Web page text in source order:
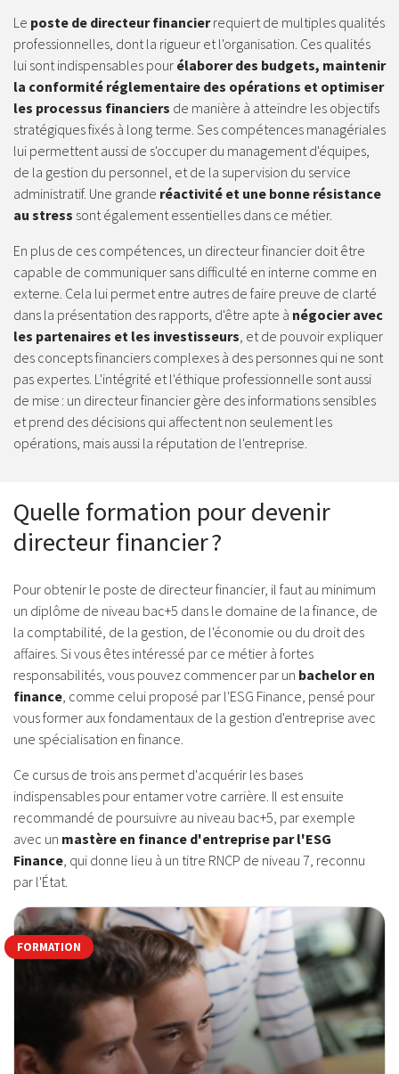
Le poste de directeur financierrequiert de multiples qualités
professionnelles, dont la rigueur et l'organisation. Ces qualités
lui sont indispensables pour élaborer des budgets, maintenir
la conformité réglementaire des opérations et optimiser
les processus financiers de manière à atteindre les objectifs
stratégiques fixés à long terme. Ses compétences managériales
lui permettent aussi de s'occuper du management d'équipes,
de la gestion du personnel, et de la supervision du service
administratif. Une grande réactivité et une bonne résistance
au stress sont également essentielles dans ce métier.
En plus de ces compétences, un directeur financier doit être
capable de communiquer sans difficulté en interne comme en
externe. Cela lui permet entre autres de faire preuve de clarté
dans la présentation des rapports, d'être apte à négocier avec
les partenaires et les investisseurs, et de pouvoir expliquer
des concepts financiers complexes à des personnes qui ne sont
pas expertes. L'intégrité et l'éthique professionnelle sont aussi
de mise : un directeur financier gère des informations sensibles
et prend des décisions qui affectent non seulement les
opérations, mais aussi la réputation de l'entreprise.
Quelle formation pour devenir
directeur financier ?
Pour obtenir le poste de directeur financier, il faut au minimum
un diplôme de niveau bac+5 dans le domaine de la finance, de
la comptabilité, de la gestion, de l'économie ou du droit des
affaires. Si vous êtes intéressé par ce métier à fortes
responsabilités, vous pouvez commencer par un bachelor en
finance, comme celui proposé par l'ESG Finance, pensé pour
vous former aux fondamentaux de la gestion d'entreprise avec
une spécialisation en finance.
Ce cursus de trois ans permet d'acquérir les bases
indispensables pour entamer votre carrière. Il est ensuite
recommandé de poursuivre au niveau bac+5, par exemple
avec un mastère en finance d'entreprise par l'ESG
Finance, qui donne lieu à un titre RNCP de niveau 7, reconnu
par l'État.
FORMATION